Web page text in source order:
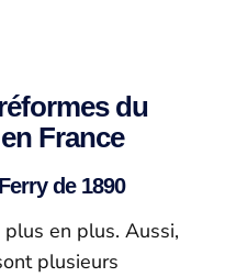
du
France
de 1890
en plus. Aussi,
plusieurs